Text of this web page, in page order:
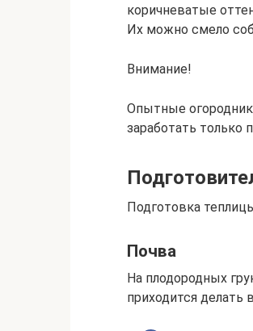
коричневатые
Их можно смело
Внимание!
Опытные
заработать только
Подготовка
Почва
На плодородных
приходится делать